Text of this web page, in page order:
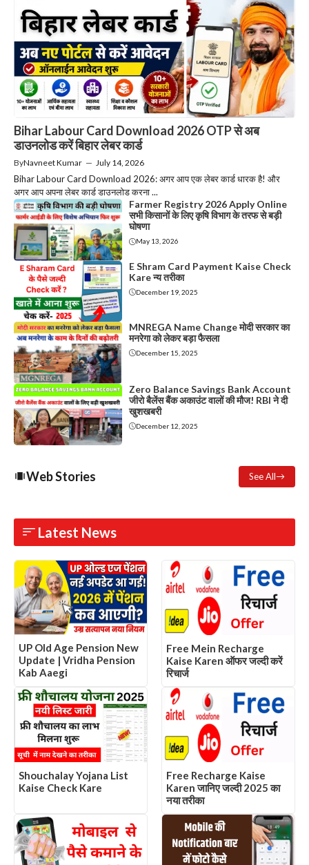
Bihar Labour Card Download 2026 OTP से अब
डाउनलोड करें बिहार लेबर कार्ड
ByNavneet Kumar — July 14, 2026
Bihar Labour Card Download 2026: अगर आप एक लेबर कार्ड धारक है! और
अगर आप अपना लेबर कार्ड डाउनलोड करना ...
Farmer Registry 2026 Apply Online
सभी किसानों के लिए कृषि विभाग के तरफ से बड़ी
घोषणा
May 13, 2026
E Shram Card Payment Kaise Check
Kare न्य तरीका
December 19, 2025
MNREGA Name Change मोदी सरकार का
मनरेगा को लेकर बड़ा फैसला
December 15, 2025
Zero Balance Savings Bank Account
जीरो बैलेंस बैंक अकाउंट वालों की मौज! RBI ने दी
खुशखबरी
December 12, 2025
Web Stories See All
Latest News
UP Old Age Pension New
Update | Vridha Pension
Kab Aaegi
Free Mein Recharge
Kaise Karen ऑफर जल्दी करें
रिचार्ज
Shouchalay Yojana List
Kaise Check Kare
Free Recharge Kaise
Karen जानिए जल्दी 2025 का
नया तरीका